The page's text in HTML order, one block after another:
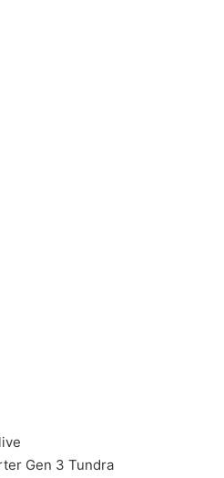
Gen 3 Tundra